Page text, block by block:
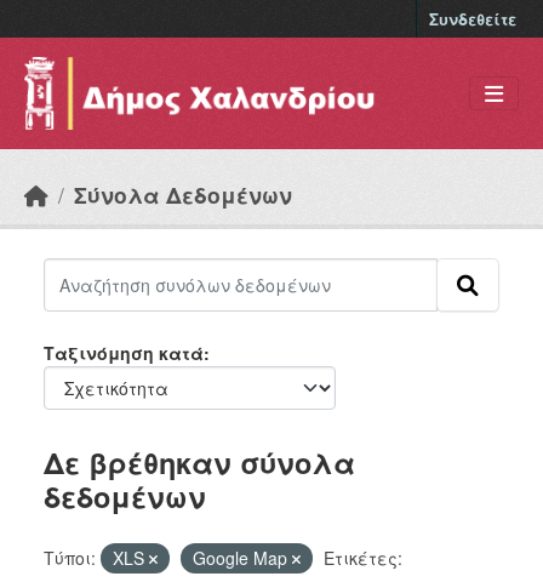
Συνδεθείτε
Σύνολα Δεδομένων
Ταξινόμηση κατά
Δε βρέθηκαν σύνολα
δεδομένων
Τύποι: XLS Google Map
Ετικέτες: